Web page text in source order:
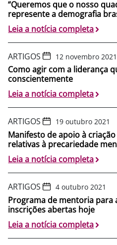
“Queremos que o nosso
represente a demografia
Leia a notícia completa
ARTIGOS 12 novembro 2021
Como agir com a liderança
conscientemente
Leia a notícia completa
ARTIGOS 19 outubro 2021
Manifesto de apoio à
relativas à precariedade
Leia a notícia completa
ARTIGOS 4 outubro 2021
Programa de mentoria para
inscrições abertas hoje
Leia a notícia completa